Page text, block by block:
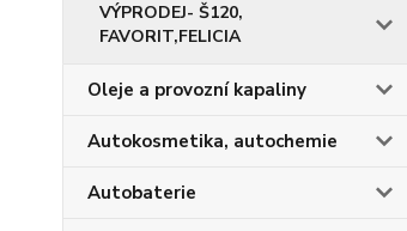
VÝPRODEJ- Š120,
FAVORIT,FELICIA
Oleje a provozní kapaliny
Autokosmetika, autochemie
Autobaterie